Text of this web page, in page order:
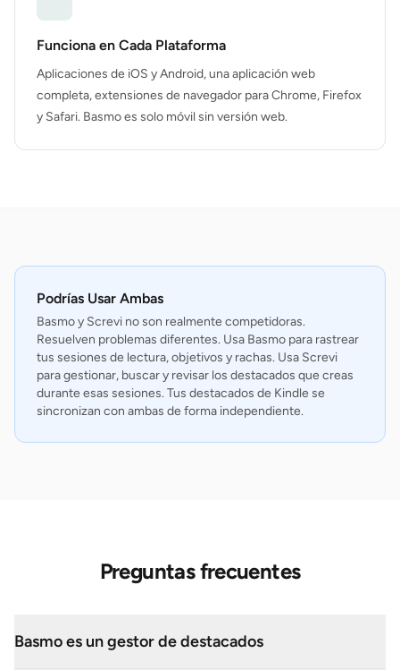
Funciona en Cada Plataforma
Aplicaciones de iOS y Android, una aplicación web
completa, extensiones de navegador para Chrome, Firefox
y Safari. Basmo es solo móvil sin versión web.
Podrías Usar Ambas
Basmo y Screvi no son realmente competidoras.
Resuelven problemas diferentes. Usa Basmo para rastrear
tus sesiones de lectura, objetivos y rachas. Usa Screvi
para gestionar, buscar y revisar los destacados que creas
durante esas sesiones. Tus destacados de Kindle se
sincronizan con ambas de forma independiente.
Preguntas frecuentes
Basmo es un gestor de destacados